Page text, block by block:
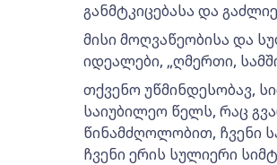
განმტკიცებასა და
მისი მოღვაწეობისა და
იდეალები, „ღმერთი,
თქვენო უწმინდესობავ,
საიუბილეო წელს, რაც
წინამძღოლობით, ჩვენი
ჩვენი ერის სულიერი